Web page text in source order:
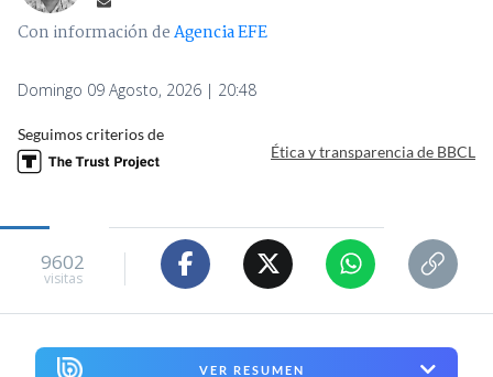
de rodilla, informó el torneo este domingo.
tengo que anunciar que debo retirarme del torneo
Masters 1000 de Cincinnati”, dijo Sinner.
“Me ha estado molestando la rodilla derecha y,
mi equipo médico,tengo que aceptar que
todavía no estoy preparado para competir”,
prosiguió el número uno delATP.
Lee también...